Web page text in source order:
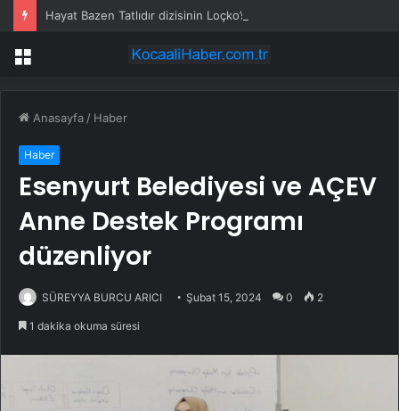
Menü
Anasayfa / Haber
Haber
Esenyurt Belediyesi ve AÇEV
Anne Destek Programı
düzenliyor
SÜREYYA BURCU ARICI Şubat 15, 2024 0 2
1 dakika okuma süresi